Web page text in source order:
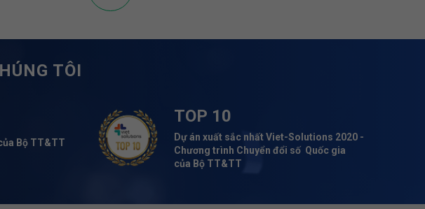
TÔI
Bộ TT&TT
TOP 10
Dự án xuất sắc nhất Viet-Solutions 2020 -
Chương trình Chuyển đổi số Quốc gia
của Bộ TT&TT